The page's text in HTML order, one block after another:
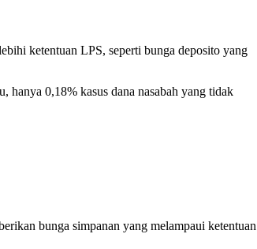
ketentuan LPS, seperti bunga deposito yang
hanya 0,18% kasus dana nasabah yang tidak
bunga simpanan yang melampaui ketentuan